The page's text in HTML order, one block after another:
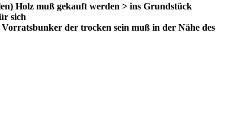
Holz muß gekauft werden > ins Grundstück
sich
der trocken sein muß in der Nähe des